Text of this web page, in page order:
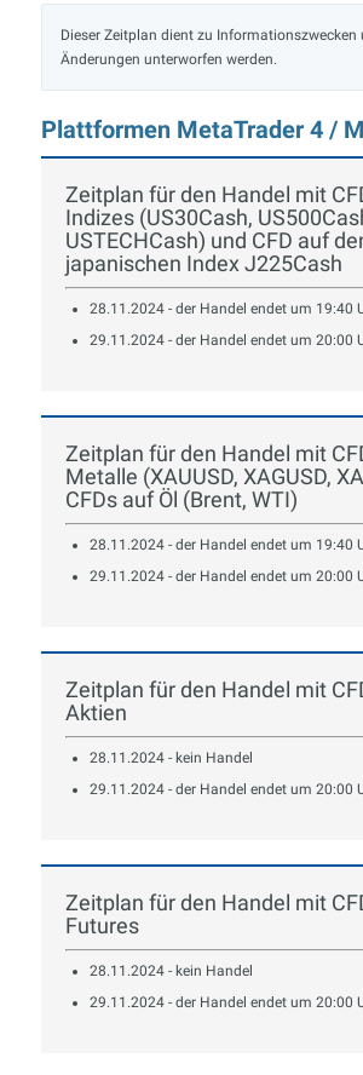
Dieser Zeitplan dient zu Informationszwecken
Änderungen unterworfen werden.
Plattformen MetaTrader 4 /
Zeitplan für den Handel mit
Indizes (US30Cash,
USTECHCash) und CFD auf
japanischen Index J225Cash
28.11.2024 - der Handel endet um 19:40
29.11.2024 - der Handel endet um 20:00
Zeitplan für den Handel mit
Metalle (XAUUSD, XAGUSD,
CFDs auf Öl (Brent, WTI)
28.11.2024 - der Handel endet um 19:40
29.11.2024 - der Handel endet um 20:00
Zeitplan für den Handel mit
Aktien
28.11.2024 - kein Handel
29.11.2024 - der Handel endet um 20:00
Zeitplan für den Handel mit
Futures
28.11.2024 - kein Handel
29.11.2024 - der Handel endet um 20:00